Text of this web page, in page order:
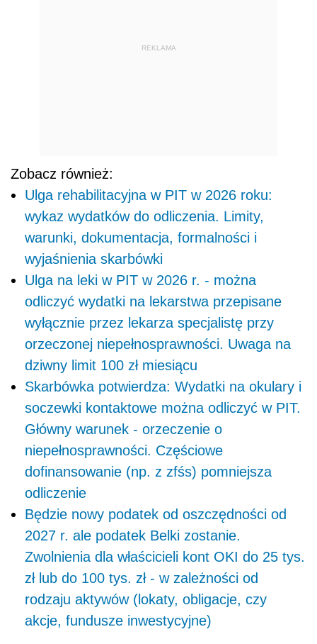
REKLAMA
Zobacz również:
Ulga rehabilitacyjna w PIT w 2026 roku:
wykaz wydatków do odliczenia. Limity,
warunki, dokumentacja, formalności i
wyjaśnienia skarbówki
Ulga na leki w PIT w 2026 r. - można
odliczyć wydatki na lekarstwa przepisane
wyłącznie przez lekarza specjalistę przy
orzeczonej niepełnosprawności. Uwaga na
dziwny limit 100 zł miesiącu
Skarbówka potwierdza: Wydatki na okulary i
soczewki kontaktowe można odliczyć w PIT.
Główny warunek - orzeczenie o
niepełnosprawności. Częściowe
dofinansowanie (np. z zfśs) pomniejsza
odliczenie
Będzie nowy podatek od oszczędności od
2027 r. ale podatek Belki zostanie.
Zwolnienia dla właścicieli kont OKI do 25 tys.
zł lub do 100 tys. zł - w zależności od
rodzaju aktywów (lokaty, obligacje, czy
akcje, fundusze inwestycyjne)